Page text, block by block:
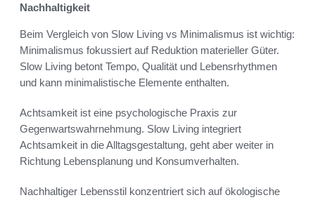
Nachhaltigkeit
Beim Vergleich von Slow Living vs Minimalismus ist wichtig:
Minimalismus fokussiert auf Reduktion materieller Güter.
Slow Living betont Tempo, Qualität und Lebensrhythmen
und kann minimalistische Elemente enthalten.
Achtsamkeit ist eine psychologische Praxis zur
Gegenwartswahrnehmung. Slow Living integriert
Achtsamkeit in die Alltagsgestaltung, geht aber weiter in
Richtung Lebensplanung und Konsumverhalten.
Nachhaltiger Lebensstil konzentriert sich auf ökologische